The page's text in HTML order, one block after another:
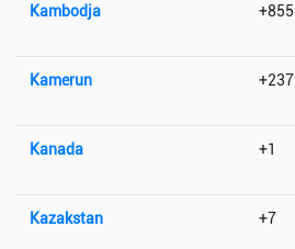
Kambodja +855
Kamerun +237
Kanada +1
Kazakstan +7